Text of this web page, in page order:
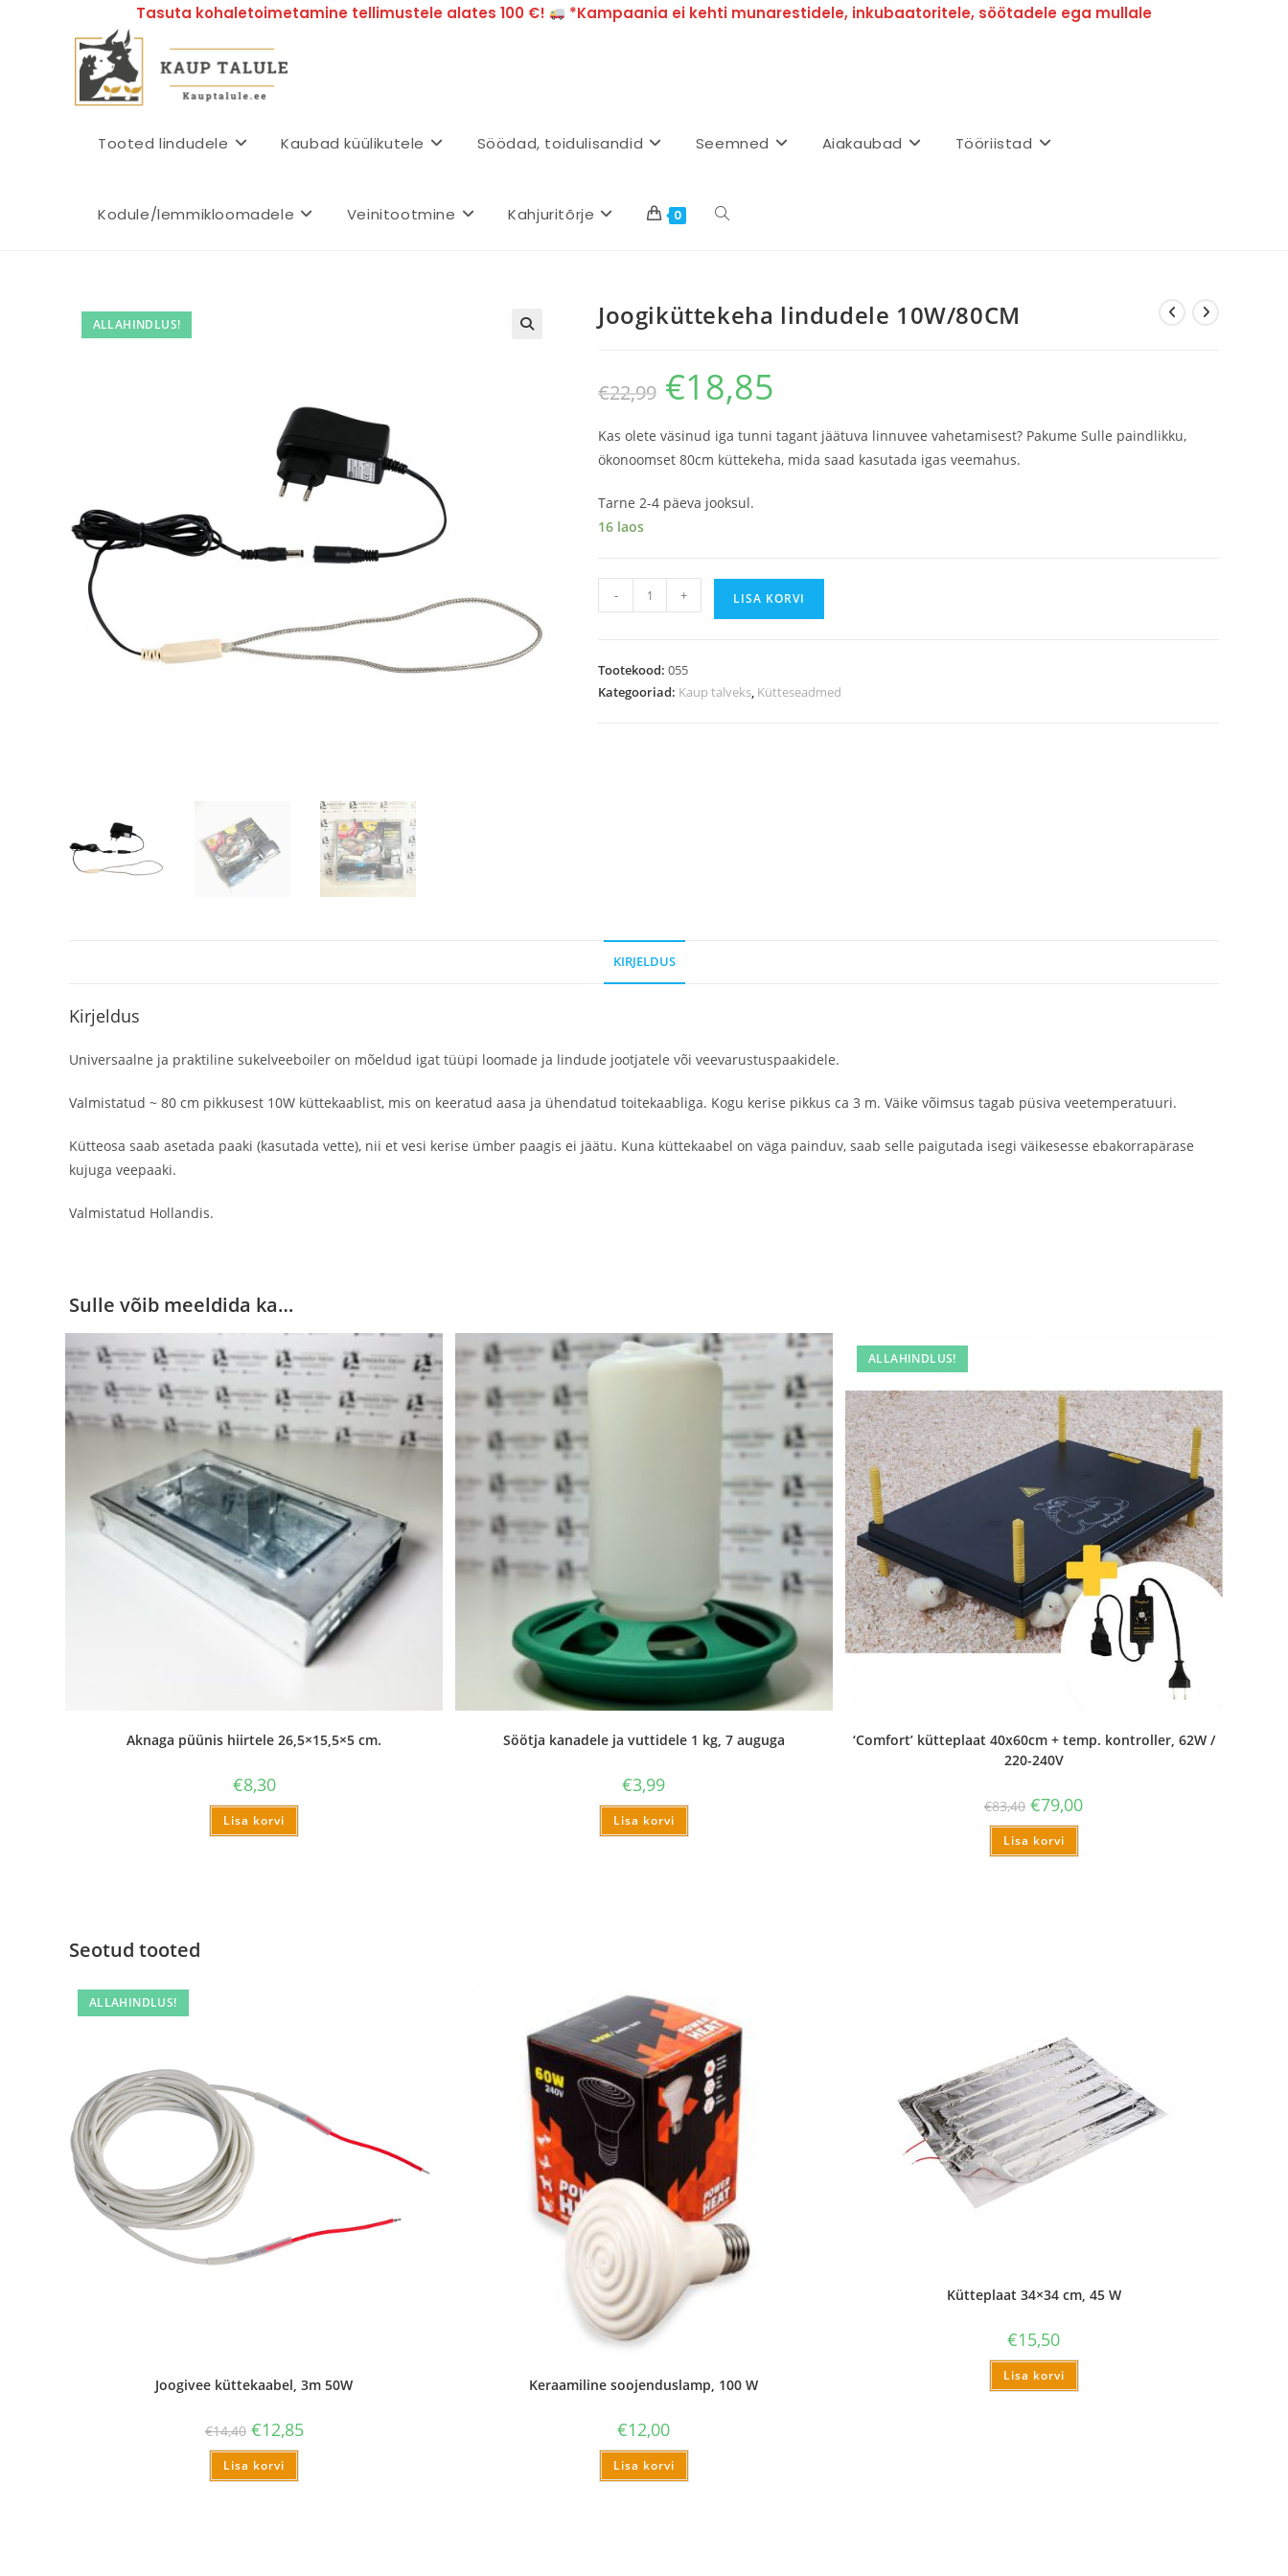
Tasuta kohaletoimetamine tellimustele alates 100 €! *Kampaania ei kehti munarestidele, inkubaatoritele, söötadele ega mullale
Tooted lindudele Kaubad küülikutele Söödad, toidulisandid Seemned Aiakaubad Tööriistad
Kodule/lemmikloomadele Veinitootmine Kahjuritõrje 0
ALLAHINDLUS! Joogiküttekeha lindudele 10W/80CM
€22,99 €18,85
Kas olete väsinud iga tunni tagant jäätuva linnuvee vahetamisest? Pakume Sulle paindlikku,
ökonoomset 80cm küttekeha, mida saad kasutada igas veemahus.
Tarne 2-4 päeva jooksul.
16 laos
- + LISA KORVI
Tootekood: 055
Kategooriad: Kaup talveks, Kütteseadmed
KIRJELDUS
Kirjeldus
Universaalne ja praktiline sukelveeboiler on mõeldud igat tüüpi loomade ja lindude jootjatele või veevarustuspaakidele.
Valmistatud ~ 80 cm pikkusest 10W küttekaablist, mis on keeratud aasa ja ühendatud toitekaabliga. Kogu kerise pikkus ca 3 m. Väike võimsus tagab püsiva veetemperatuuri.
Kütteosa saab asetada paaki (kasutada vette), nii et vesi kerise ümber paagis ei jäätu. Kuna küttekaabel on väga painduv, saab selle paigutada isegi väikesesse ebakorrapärase
kujuga veepaaki.
Valmistatud Hollandis.
Sulle võib meeldida ka…
Aknaga püünis hiirtele 26,5×15,5×5 cm.
€8,30
Lisa korvi
Söötja kanadele ja vuttidele 1 kg, 7 auguga
€3,99
Lisa korvi
ALLAHINDLUS!
‘Comfort’ kütteplaat 40x60cm + temp. kontroller, 62W /
220-240V
€83,40 €79,00
Lisa korvi
Seotud tooted
ALLAHINDLUS!
Joogivee küttekaabel, 3m 50W
€14,40 €12,85
Lisa korvi
Keraamiline soojenduslamp, 100 W
€12,00
Lisa korvi
Kütteplaat 34×34 cm, 45 W
€15,50
Lisa korvi